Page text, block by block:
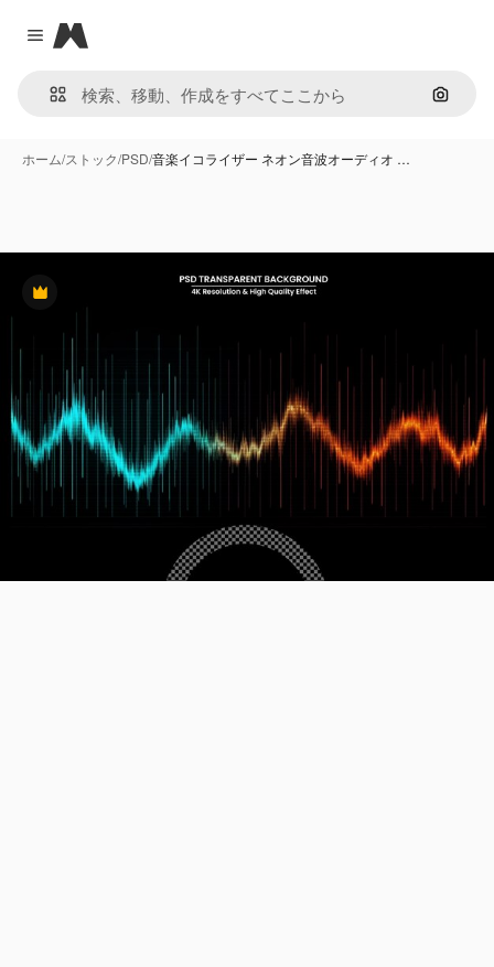
Close menu
Magnific
画像で
ホーム/ストック/PSD/音楽イコライザー ネオン音波オーディオ …
Premium